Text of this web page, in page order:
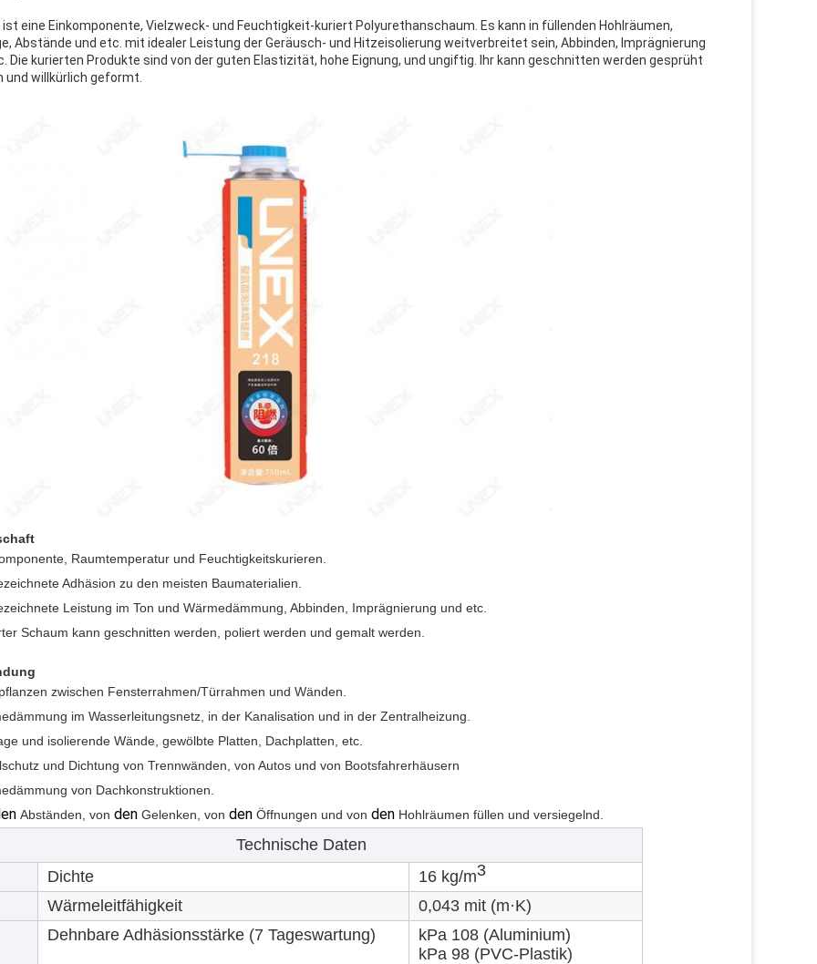
ist eine Einkomponente, Vielzweck- und Feuchtigkeit-kuriert Polyurethanschaum. Es kann in füllenden Hohlräumen,
Abstände und etc. mit idealer Leistung der Geräusch- und Hitzeisolierung weitverbreitet sein, Abbinden, Imprägnierung
Die kurierten Produkte sind von der guten Elastizität, hohe Eignung, und ungiftig. Ihr kann geschnitten werden gesprüht
und willkürlich geformt.
Raumtemperatur und Feuchtigkeitskurieren.
Adhäsion zu den meisten Baumaterialien.
Leistung im Ton und Wärmedämmung, Abbinden, Imprägnierung und etc.
Schaum kann geschnitten werden, poliert werden und gemalt werden.
zwischen Fensterrahmen/Türrahmen und Wänden.
im Wasserleitungsnetz, in der Kanalisation und in der Zentralheizung.
und isolierende Wände, gewölbte Platten, Dachplatten, etc.
und Dichtung von Trennwänden, von Autos und von Bootsfahrerhäusern
von Dachkonstruktionen
Abständen, von den Gelenken, von den Öffnungen und von den Hohlräumen füllen und versiegelnd
Technische Daten
Dichte 16 kg/m3
Wärmeleitfähigkeit
0,043 mit (m·K)
Dehnbare Adhäsionsstärke (7 Tageswartung)
kPa 108 (Aluminium)
kPa 98 (PVC-Plastik)